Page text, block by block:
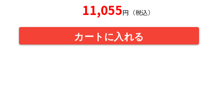
11,055円（税込）
カートに入れる